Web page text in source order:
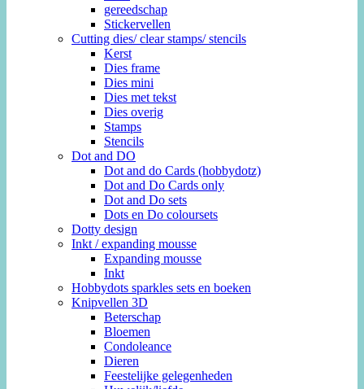
gereedschap
Stickervellen
Cutting dies/ clear stamps/ stencils
Kerst
Dies frame
Dies mini
Dies met tekst
Dies overig
Stamps
Stencils
Dot and DO
Dot and do Cards (hobbydotz)
Dot and Do Cards only
Dot and Do sets
Dots en Do coloursets
Dotty design
Inkt / expanding mousse
Expanding mousse
Inkt
Hobbydots sparkles sets en boeken
Knipvellen 3D
Beterschap
Bloemen
Condoleance
Dieren
Feestelijke gelegenheden